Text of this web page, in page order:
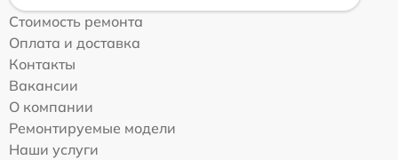
Стоимость ремонта
Оплата и доставка
Контакты
Вакансии
О компании
Ремонтируемые модели
Наши услуги